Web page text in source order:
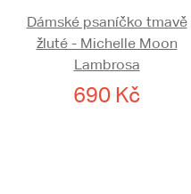
Dámské psaníčko tmavě
žluté - Michelle Moon
Lambrosa
690 Kč